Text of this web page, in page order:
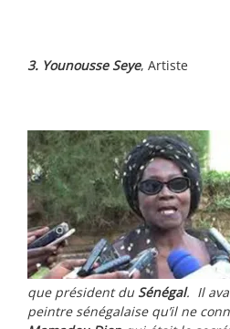
3. Younousse Seye, Artiste
que président du Sénégal. Il
peintre sénégalaise qu’il ne